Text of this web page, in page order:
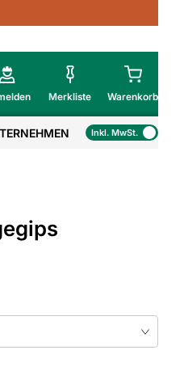
Merkliste Warenkorb
Inkl. MwSt.